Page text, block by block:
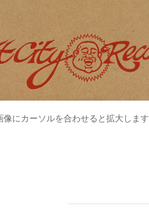
像にカーソルを合わせると拡大します